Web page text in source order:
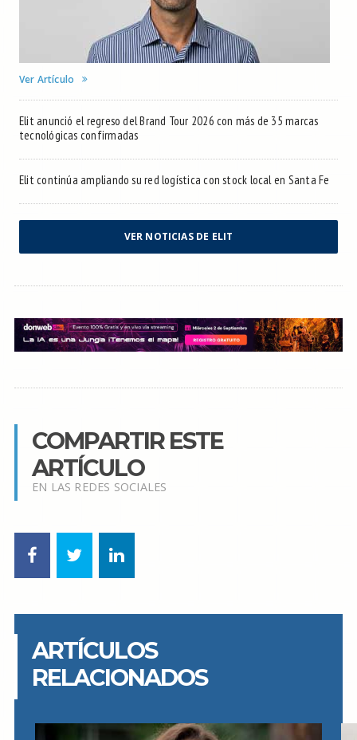
Ver Artículo
Elit anunció el regreso del Brand Tour 2026 con más de 35 marcas
tecnológicas confirmadas
Elit continúa ampliando su red logística con stock local en Santa Fe
VER NOTICIAS DE ELIT
COMPARTIR ESTE
ARTÍCULO
EN LAS REDES SOCIALES
ARTÍCULOS
RELACIONADOS